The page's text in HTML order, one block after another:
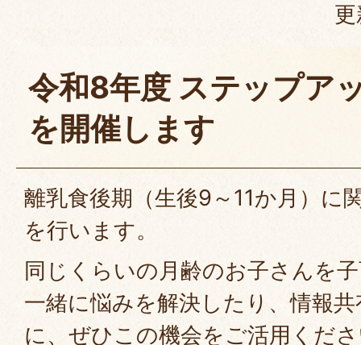
令和8年度 ステップア
を開催します
離乳食後期（生後9～11か月）に
を行います。
同じくらいの月齢のお子さんを
一緒に悩みを解決したり、情報
に、ぜひこの機会をご活用くだ